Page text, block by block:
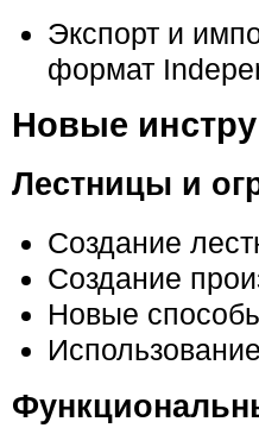
Экспорт и
формат
Новые
Лестницы и
Создание
Создание
Новые